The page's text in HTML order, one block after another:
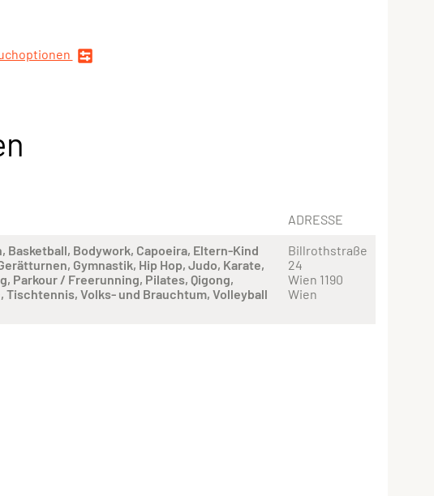
ADRESSE
Basketball Bodywork Capoeira Eltern-Kind
Gymnastik Hip Hop Judo Karate
Parkour / Freerunning Pilates Qigong
Tischtennis Volks- und Brauchtum Volleyball
Billrothstraße
24
Wien 1190
Wien